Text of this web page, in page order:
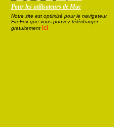
Pour les utilisateurs de Mac
Notre site est optimisé pour le navigateur
FireFox que vous pouvez télécharger
gratuitement ici